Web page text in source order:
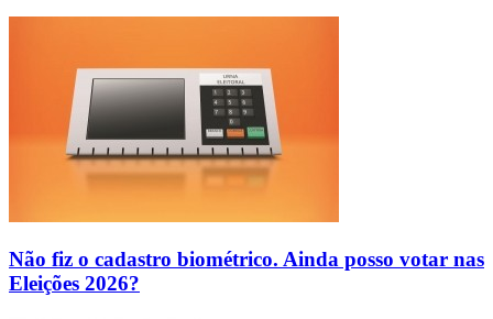
Não fiz o cadastro biométrico. Ainda posso votar nas
Eleições 2026?